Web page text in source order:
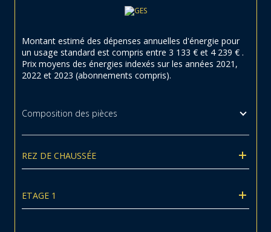
Montant estimé des dépenses annuelles d'énergie pour
un usage standard est compris entre 3 133 € et 4 239 € .
Prix moyens des énergies indexés sur les années 2021,
2022 et 2023 (abonnements compris).
Composition des pièces
REZ DE CHAUSSÉE
ETAGE 1